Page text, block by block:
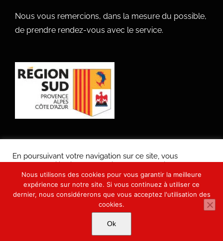
Nous vous remercions, dans la mesure du possible,
de prendre rendez-vous avec le service.
Copyright 2021 Mairie de Mirabeau
tous droits réservés | Produit
UP'NBOOST pour collectivités territoriales
Facebook
En poursuivant votre navigation sur ce site, vous
acceptez l’utilisation de Cookies pour nous aider à
améliorer votre expérience d'utilisateur de notre site
internet.
En savoir plus sur notre politique de confidentialité et les Cookies
Nous utilisons des cookies pour vous garantir la meilleure
expérience sur notre site. Si vous continuez à utiliser ce
dernier, nous considérerons que vous acceptez l'utilisation des
cookies.
Ok